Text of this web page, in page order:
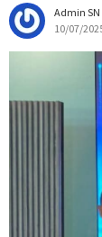
Admin SN
10/07/